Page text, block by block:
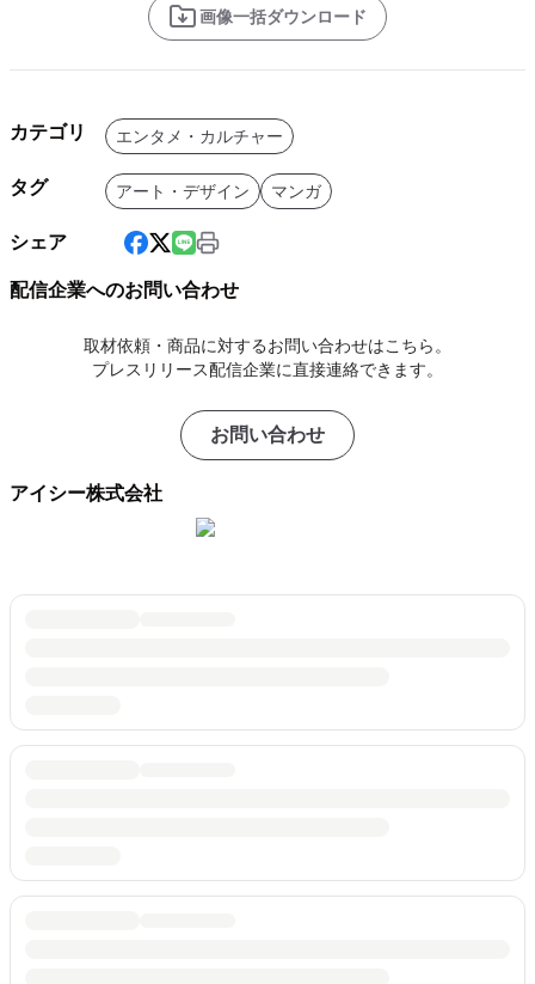
画像一括ダウンロード
カテゴリ エンタメ・カルチャー
タグ アート・デザイン マンガ
シェア
配信企業へのお問い合わせ
取材依頼・商品に対するお問い合わせはこちら。
プレスリリース配信企業に直接連絡できます。
お問い合わせ
アイシー株式会社